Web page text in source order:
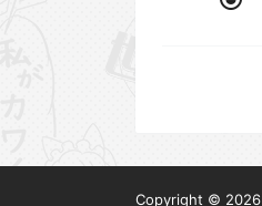
Copyright © 2026